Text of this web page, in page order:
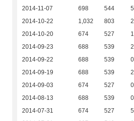
2014-11-07
698 544
2014-10-22
1,032 803
2014-10-20
674 527
2014-09-23
688 539
2014-09-22
688 539
2014-09-19
688 539
2014-09-03
674 527
2014-08-13
688 539
2014-07-31
674 527